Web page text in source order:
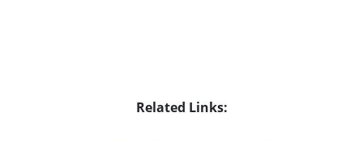
Related Links: